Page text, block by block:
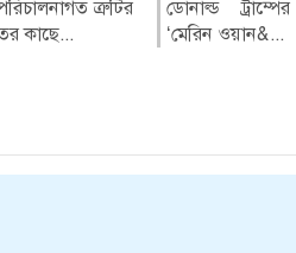
ত্রুটির
কাছে...
ডোনাল্ড
‘মেরিন ওয়ান&...
গণঅভ্যুত্থান
ক্ষতিকর
সুন্দরবনের